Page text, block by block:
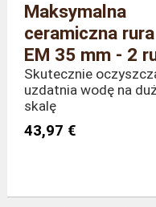
Maksymalna
ceramiczna rura
EM 35 mm - 2
Skutecznie
uzdatnia wodę na
skalę
43,97 €